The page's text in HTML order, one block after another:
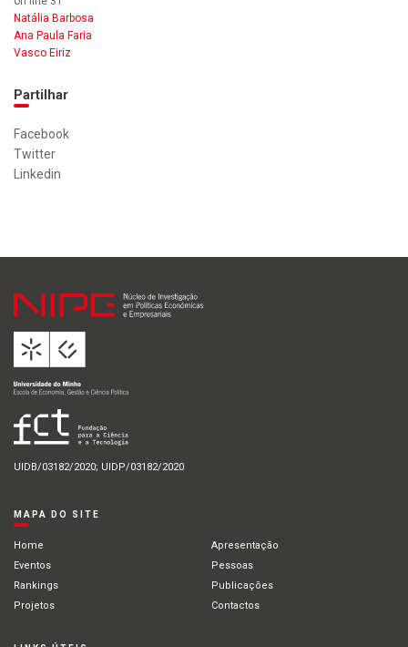
Natália Barbosa
Ana Paula Faria
Vasco Eiriz
Partilhar
Facebook
Twitter
Linkedin
UIDB/03182/2020; UIDP/03182/2020
MAPA DO SITE
Home
Apresentação
Eventos
Pessoas
Rankings
Publicações
Projetos
Contactos